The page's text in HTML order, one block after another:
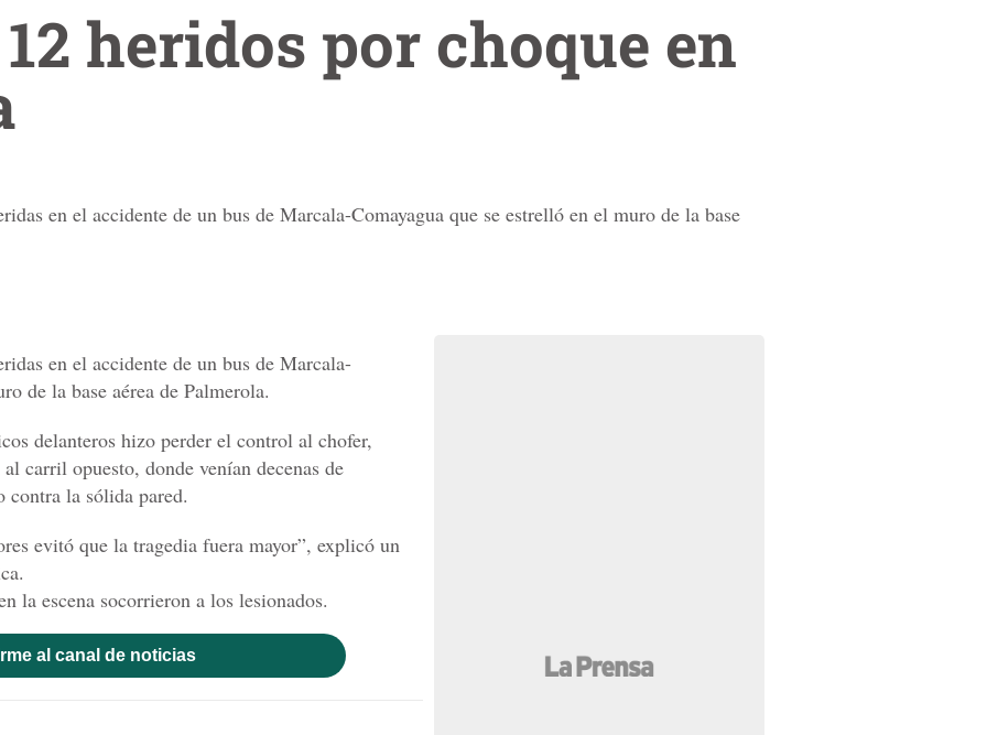
heridos por choque en
en el accidente de un bus de Marcala-Comayagua que se estrelló en el muro de la base
en el accidente de un bus de Marcala-
de la base aérea de Palmerola.
delanteros hizo perder el control al chofer,
carril opuesto, donde venían decenas de
contra la sólida pared.
evitó que la tragedia fuera mayor”, explicó un
la escena socorrieron a los lesionados.
al canal de noticias